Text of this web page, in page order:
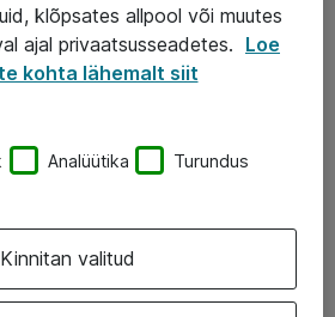
Tallinn
klõpsates allpool või muutes
ajal privaatsusseadetes. Loe
kohta lähemalt siit
Analüütika Turundus
Kinnitan valitud